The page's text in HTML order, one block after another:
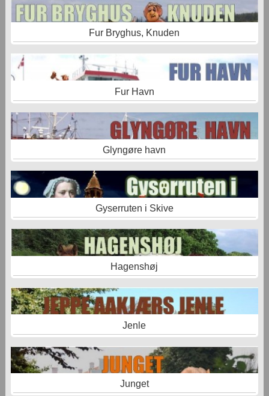
Fur Bryghus, Knuden
Fur Havn
Glyngøre havn
Gyserruten i Skive
Hagenshøj
Jenle
Junget